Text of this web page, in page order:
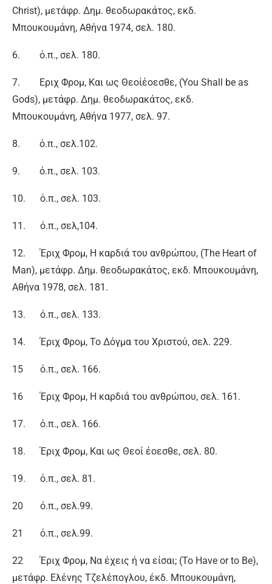
Christ), μετάφρ. Δημ. θεοδωρακάτος, εκδ.
Μπουκουμάνη, Αθήνα 1974, σελ. 180.
6. ό.π., σελ. 180.
7. Εριχ Φρομ, Και ως Θεοίέοεσθε, (You Shall be as
Gods), μετάφρ. Δημ. θεοδωρακάτος, εκδ.
Μπουκουμάνη, Αθήνα 1977, σελ. 97.
8. ό.π., σελ.102.
9. ό.π., σελ. 103.
10. ό.π., σελ. 103.
11. ό.π., σελ,104.
12. Έριχ Φρομ, Η καρδιά του ανθρώπου, (The Heart of
Man), μετάφρ. Δημ. θεοδωρακάτος, εκδ. Μπουκουμάνη,
Αθήνα 1978, σελ. 181.
13. ό.π., σελ. 133.
14. Έριχ Φρομ, Το Δόγμα του Χριστού, σελ. 229.
15 ό.π., σελ. 166.
16 Έριχ Φρομ, Η καρδιά του ανθρώπου, σελ. 161.
17. ό.π., σελ. 166.
18. Έριχ Φρομ, Και ως Θεοί έοεσθε, σελ. 80.
19. ό.π., σελ. 81.
20 ό.π., σελ.99.
21 ό.π., σελ.99.
22 Έριχ Φρομ, Να έχεις ή να είσαι; (To Have or to Be),
μετάφρ. Ελένης Τζελέπογλου, έκδ. Μπουκουμάνη,